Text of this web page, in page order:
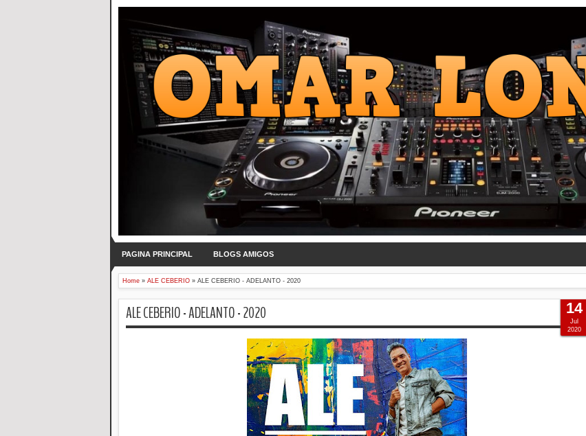
PAGINA PRINCIPAL BLOGS AMIGOS
Home » ALE CEBERIO » ALE CEBERIO - ADELANTO - 2020
ALE CEBERIO - ADELANTO - 2020 14
Jul
2020